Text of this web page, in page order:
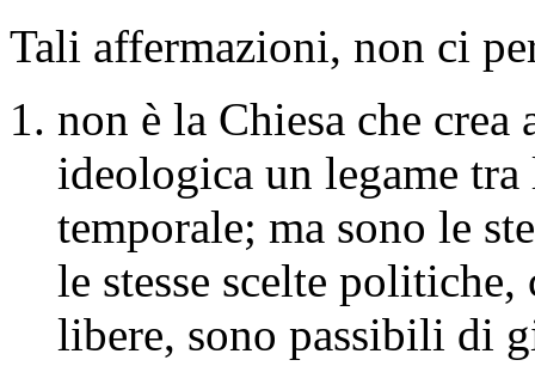
Tali affermazioni, non ci
non è la Chiesa che
ideologica un legame
temporale; ma sono le
le stesse scelte
libere, sono passibili di